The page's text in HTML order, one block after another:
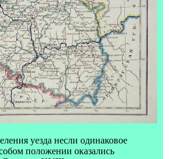
уезда несли одинаковое
положении оказались